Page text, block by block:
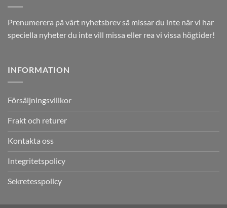
Prenumerera på vårt nyhetsbrev så missar du inte när vi har
speciella nyheter du inte vill missa eller rea vi vissa högtider!
INFORMATION
Försäljningsvillkor
Frakt och returer
Kontakta oss
Integritetspolicy
Sekretesspolicy